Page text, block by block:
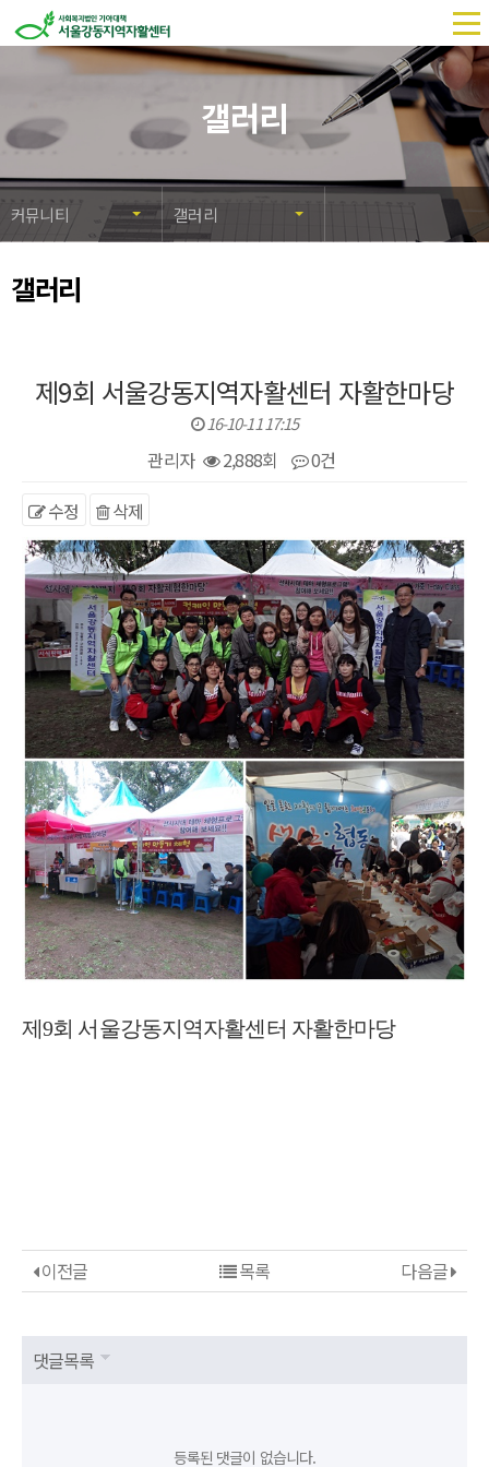
메
뉴
열
기
갤러리
커뮤니티 갤러리
갤러리
제9회 서울강동지역자활센터 자활한마당
16-10-11 17:15
관리자 2,888회
0건
수정
삭제
본문
제9회 서울강동지역자활센터 자활한마당
이전글 다음글
목록
댓글목록
등록된 댓글이 없습니다.